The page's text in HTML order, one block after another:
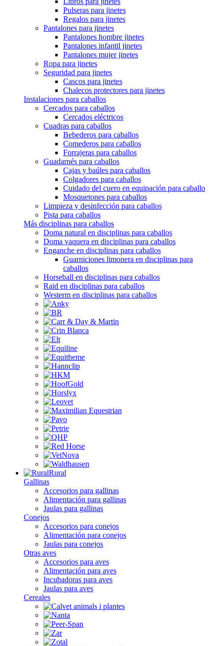
Pulseras para jinetes
Regalos para jinetes
Pantalones para jinetes
Pantalones hombre jinetes
Pantalones infantil jinetes
Pantalones mujer jinetes
Ropa para jinetes
Seguridad para jinetes
Cascos para jinetes
Chalecos protectores para jinetes
Instalaciones para caballos
Cercados para caballos
Cercados eléctricos
Cuadras para caballos
Bebederos para caballos
Comederos para caballos
Forrajeras para caballos
Guadarnés para caballos
Cajas y baúles para caballos
Colgadores para caballos
Cuidado del cuero en equipación para caballo
Mosquetones para caballos
Limpieza y desinfección para caballos
Pista para caballos
Más disciplinas para caballos
Doma natural en disciplinas para caballos
Doma vaquera en disciplinas para caballos
Enganche en disciplinas para caballos
Guarniciones limonera en disciplinas para
caballos
Horseball en disciplinas para caballos
Raid en disciplinas para caballos
Westerm en disciplinas para caballos
Rural
Gallinas
Accesorios para gallinas
Alimentación para gallinas
Jaulas para gallinas
Conejos
Accesorios para conejos
Alimentación para conejos
Jaulas para conejos
Otras aves
Accesorios para aves
Alimentación para aves
Incubadoras para aves
Jaulas para aves
Cereales